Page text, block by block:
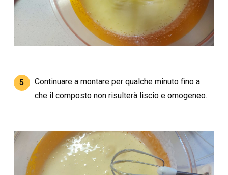
5
Continuare a montare per qualche minuto fino a
che il composto non risulterà liscio e omogeneo.